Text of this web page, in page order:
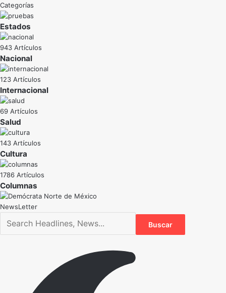
Categorías
Estados
943 Artículos
Nacional
123 Artículos
Internacional
69 Artículos
Salud
143 Artículos
Cultura
1786 Artículos
NewsLetter